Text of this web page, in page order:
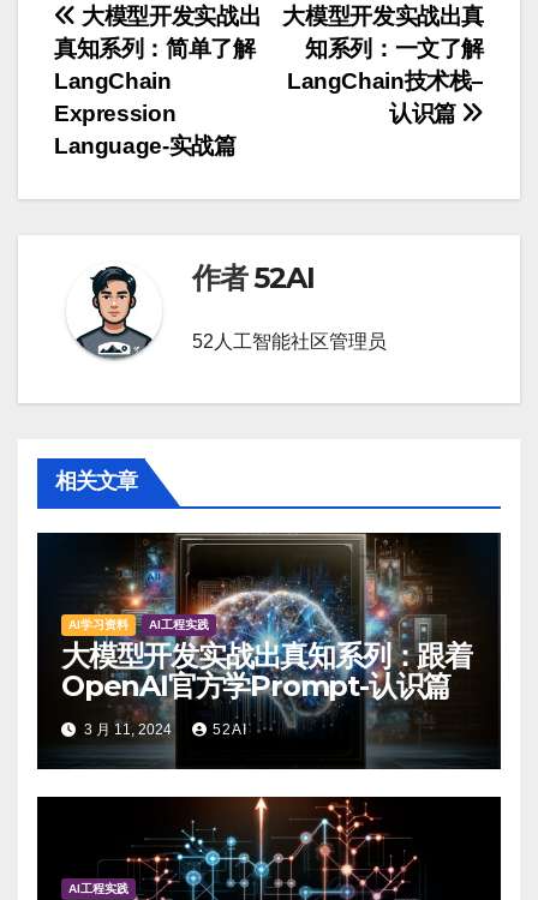
文
章
导
大模型开发实战出真
知系列：一文了解
LangChain技术栈–
认识篇
大模型开发实战出
真知系列：简单了解
LangChain
Expression
Language-实战篇
作者52AI
52人工智能社区管理员
相关文章
AI学习资料 AI工程实践
大模型开发实战出真知系列：跟着
OpenAI官方学Prompt-认识篇
3 月 11, 2024 52AI
AI工程实践